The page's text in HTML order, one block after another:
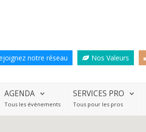
notre réseau Nos Valeurs
AGENDA
Tous les évènements
SERVICES PRO
Tous pour les pros